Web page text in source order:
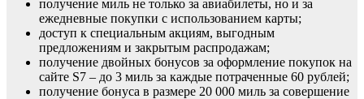
получение миль не только за авиабилеты, но и за
ежедневные покупки с использованием карты;
доступ к специальным акциям, выгодным
предложениям и закрытым распродажам;
получение двойных бонусов за оформление покупок на
сайте S7 – до 3 миль за каждые потраченные 60 рублей;
получение бонуса в размере 20 000 миль за совершение